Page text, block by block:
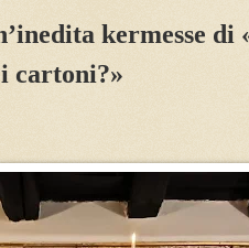
kermesse di
i cartoni?»